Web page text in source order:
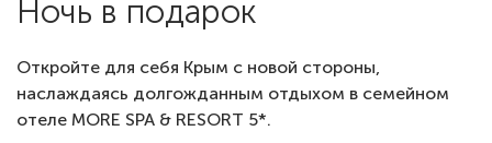
Ночь в подарок
Откройте для себя Крым с новой стороны,
наслаждаясь долгожданным отдыхом в семейном
отеле MORE SPA & RESORT 5*.